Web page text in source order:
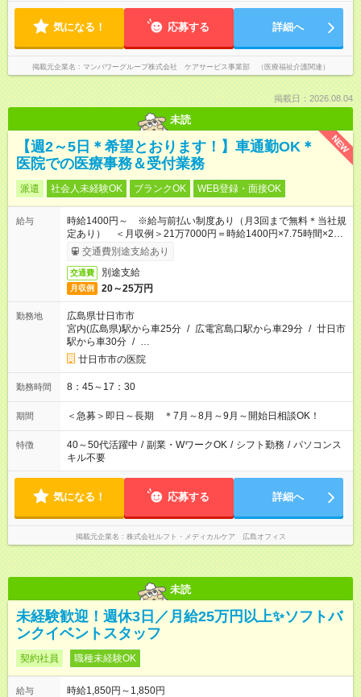
気になる！ 応募する 詳細へ
掲載元企業名 マンパワーグループ株式会社 ケアサービス事業部 （医療福祉介護関連）
掲載日：2026.08.04
未読
NEW
【週2～5日＊希望とおります！】車通勤OK＊
医院での医療事務＆受付業務
派遣 社会人未経験OK ブランクOK WEB登録・面接OK
給与
時給1400円～ ※給与前払い制度あり（月3回まで無料＊当社規
定あり） ＜月収例＞21万7000円＝時給1400円×7.75時間×20
日／8万6800円＝時給1400円×7.75時間×8日
交通費別途支給あり
交通費 別途支給
月収例 20～25万円
勤務地
広島県廿日市市
宮内(広島県)駅から車25分 / 広電宮島口駅から車29分 / 廿日市
駅から車30分 / …
廿日市市の医院
勤務時間 8：45～17：30
期間 ＜急募＞即日～長期 ＊7月～8月～9月～開始日相談OK！
特徴 40～50代活躍中 / 副業・WワークOK / シフト勤務 / パソコンス
キル不要
気になる！ 応募する 詳細へ
掲載元企業名 株式会社ルフト・メディカルケア 広島オフィス
未読
未経験歓迎！週休3日／月給25万円以上✨ソフトバ
ンクイベントスタッフ
契約社員 職種未経験OK
給与
時給1,850円～1,850円